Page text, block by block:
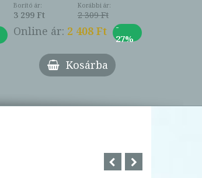
Borító ár:
3 299 Ft
Korábbi ár:
2 309 Ft
Online ár: 2 408 Ft
-
27%
Kosárba